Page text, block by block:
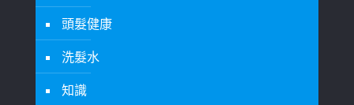
頭髮健康
洗髮水
知識